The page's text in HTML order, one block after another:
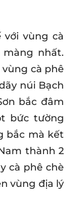
với vùng cà
nhất.
cà phê
núi Bạch
bắc đâm
bức tường
bắc mà kết
thành 2
cà phê chè
vùng địa lý